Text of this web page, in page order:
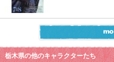
栃木県の他のキャラクターたち